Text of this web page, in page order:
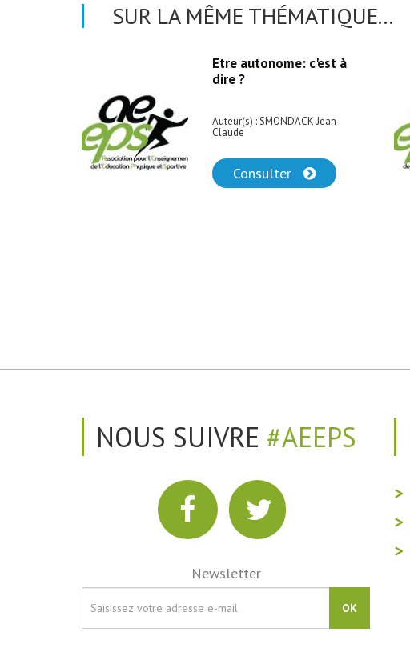
SUR LA MÊME THÉMATIQUE...
Etre autonome: c'est à
dire ?
Auteur(s) : SMONDACK Jean-
Claude
Consulter
NOUS SUIVRE #AEEPS
Newsletter
OK